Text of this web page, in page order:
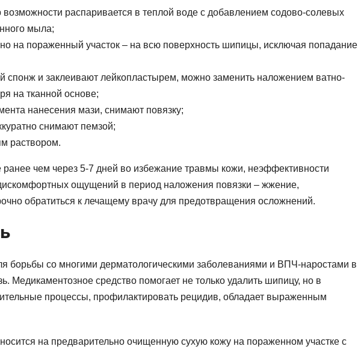
возможности распаривается в теплой воде с добавлением содово-солевых
мыла;
на пораженный участок – на всю поверхность шипицы, исключая попадание
спонж и заклеивают лейкопластырем, можно заменить наложением ватно-
на тканной основе;
нанесения мази, снимают повязку;
снимают пемзой;
раствором.
ранее чем через 5-7 дней во избежание травмы кожи, неэффективности
ощущений в период наложения повязки – жжение,
обратиться к лечащему врачу для предотвращения осложнений.
борьбы со многими дерматологическими заболеваниями и ВПЧ-наростами в
Медикаментозное средство помогает не только удалить шипицу, но в
процессы, профилактировать рецидив, обладает выраженным
на предварительно очищенную сухую кожу на пораженном участке с